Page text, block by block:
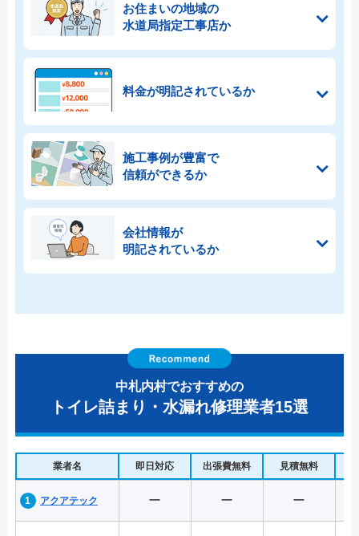
お住まいの地域の
水道局指定工事店か
料金が明記されているか
施工事例が豊富で
信頼ができるか
会社情報が
明記されているか
中札内村でおすすめの
トイレ詰まり・水漏れ修理業者15選
業者名 即日対応 出張費無料 見積無料
アクアテック ー ー ー